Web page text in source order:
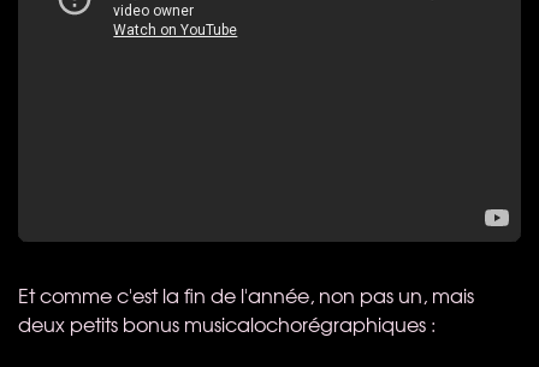
Et comme c'est la fin de l'année, non pas un, mais
deux petits bonus musicalochorégraphiques :